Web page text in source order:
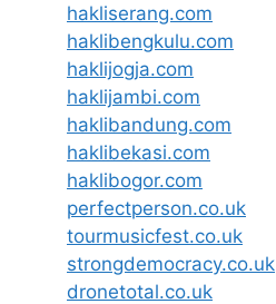
hakliserang.com
haklibengkulu.com
haklijogja.com
haklijambi.com
haklibandung.com
haklibekasi.com
haklibogor.com
perfectperson.co.uk
tourmusicfest.co.uk
strongdemocracy.co.uk
dronetotal.co.uk